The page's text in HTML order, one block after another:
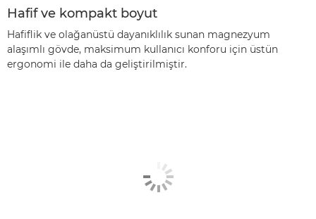
Hafif ve kompakt boyut
Hafiflik ve olağanüstü dayanıklılık sunan magnezyum
alaşımlı gövde, maksimum kullanıcı konforu için üstün
ergonomi ile daha da geliştirilmiştir.